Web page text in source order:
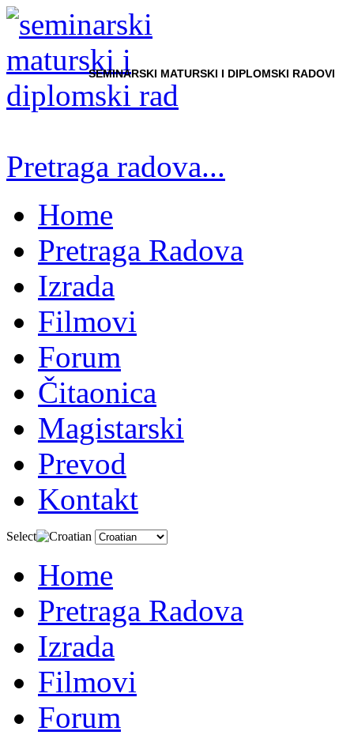
SEMINARSKI MATURSKI I DIPLOMSKI RADOVI
Pretraga radova...
Home
Pretraga Radova
Izrada
Filmovi
Forum
Čitaonica
Magistarski
Prevod
Kontakt
Select
Home
Pretraga Radova
Izrada
Filmovi
Forum